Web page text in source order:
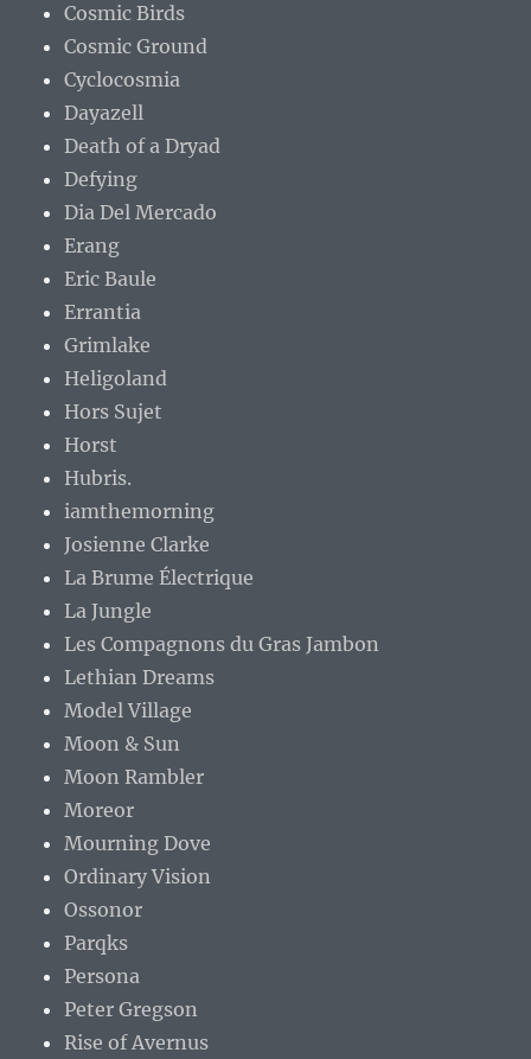
Cosmic Birds
Cosmic Ground
Cyclocosmia
Dayazell
Death of a Dryad
Defying
Dia Del Mercado
Erang
Eric Baule
Errantia
Grimlake
Heligoland
Hors Sujet
Horst
Hubris.
iamthemorning
Josienne Clarke
La Brume Électrique
La Jungle
Les Compagnons du Gras Jambon
Lethian Dreams
Model Village
Moon & Sun
Moon Rambler
Moreor
Mourning Dove
Ordinary Vision
Ossonor
Parqks
Persona
Peter Gregson
Rise of Avernus